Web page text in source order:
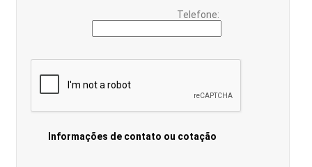
Telefone:
Informações de contato ou cotação